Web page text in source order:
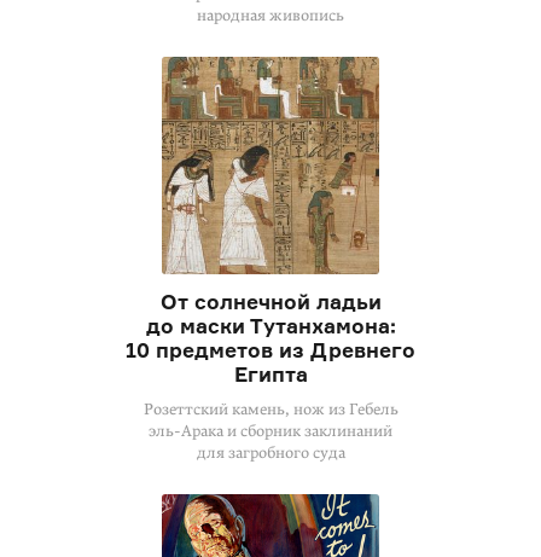
народная живопись
От солнечной ладьи
до маски Тутанхамона:
10 предметов из Древнего
Египта
Розеттский камень, нож из Гебель
эль-Аракаи сборник заклинаний
для загробного суда